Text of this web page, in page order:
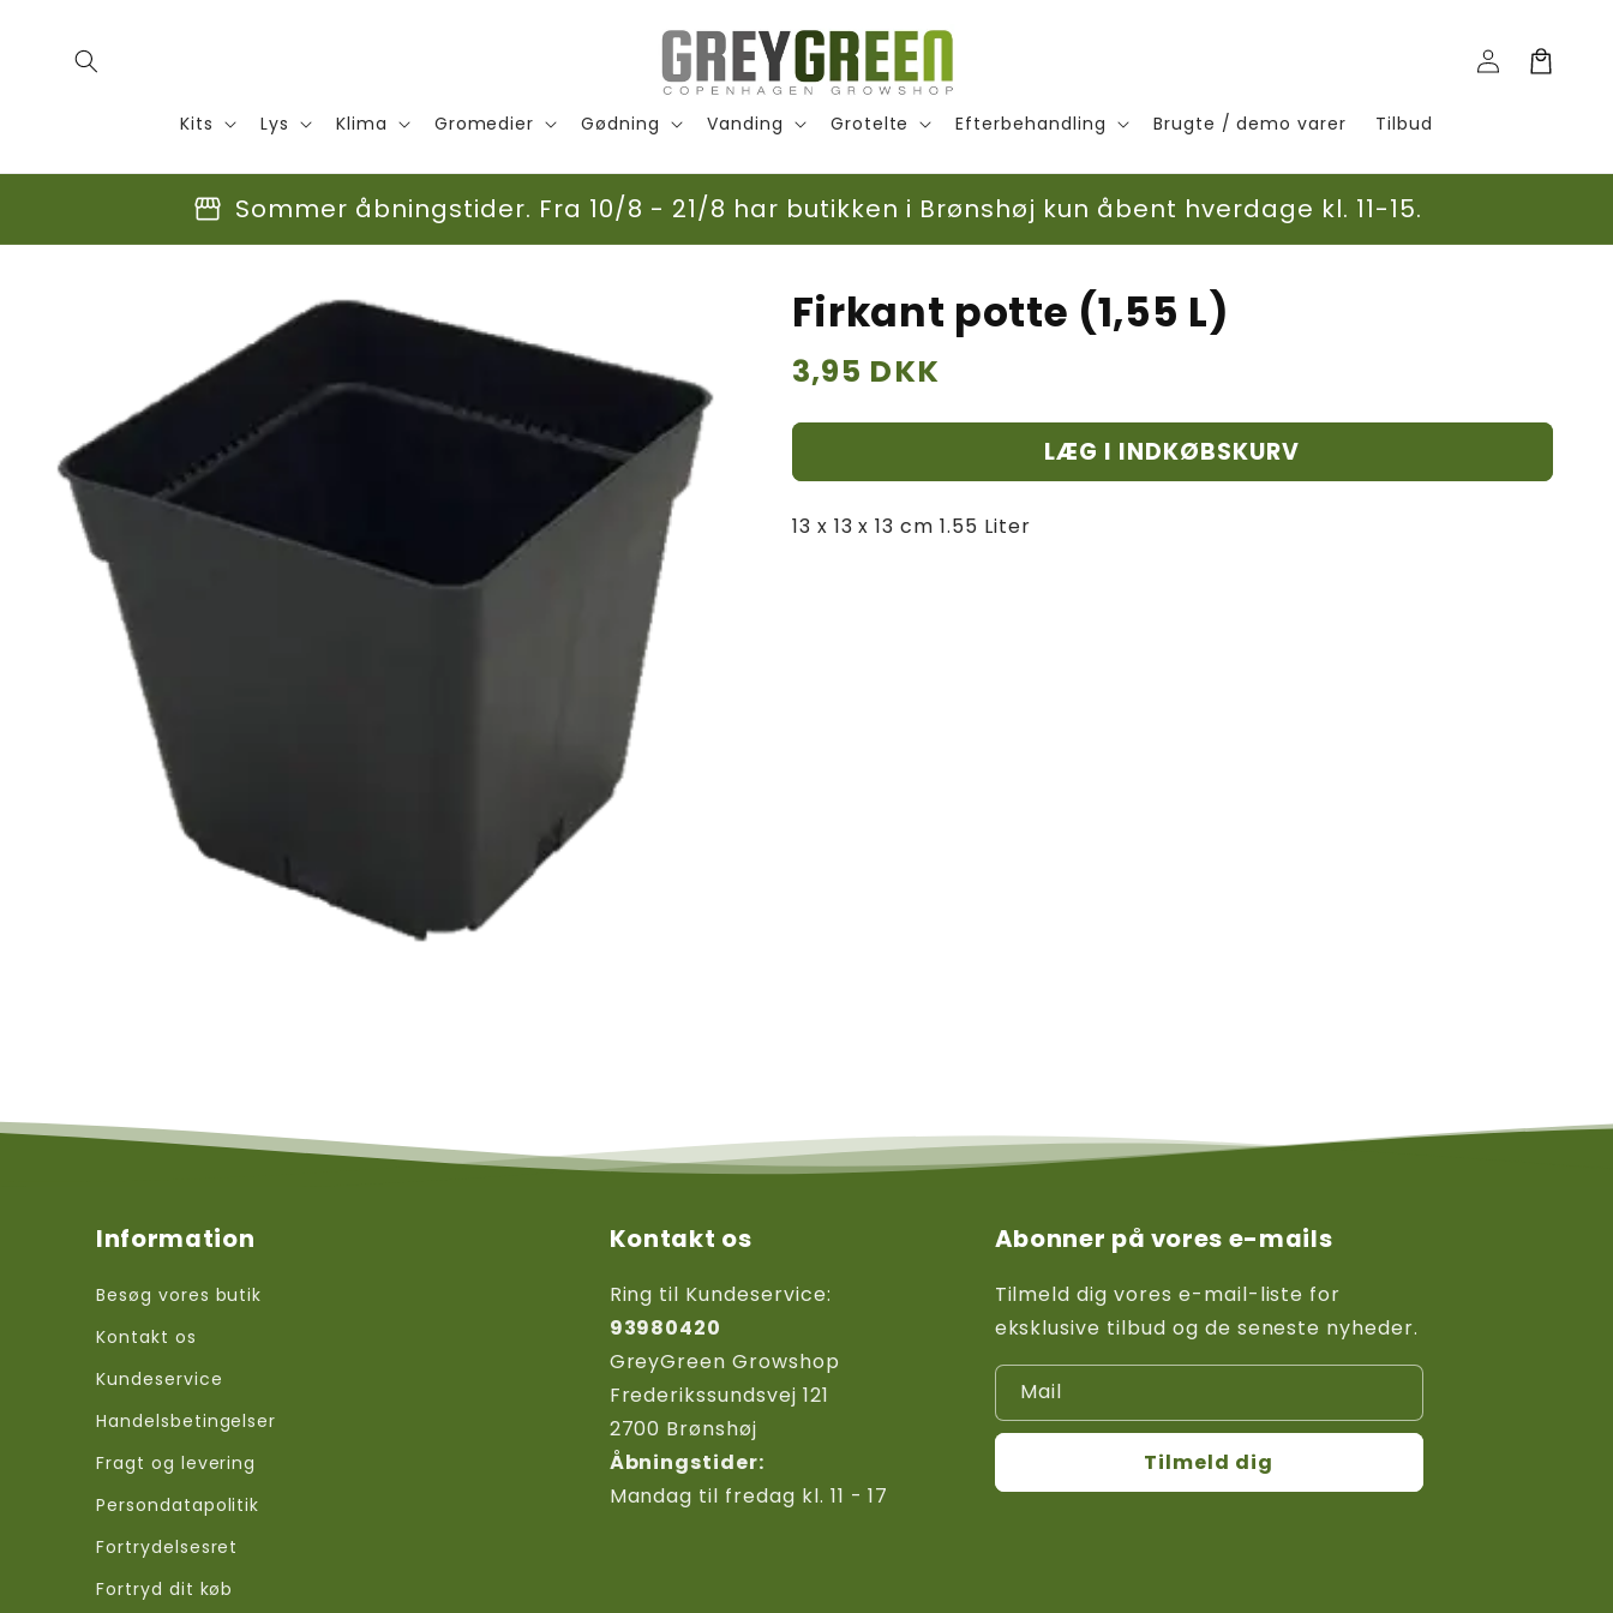
Kits Lys Klima Gromedier Gødning Vanding Grotelte Efterbehandling Brugte / demo varer Tilbud
Log
ind
Indkøbskurv
storefront Sommer åbningstider. Fra 10/8 - 21/8 har butikken i Brønshøj kun åbent hverdage kl. 11-15.
Firkant potte (1,55 L)
Normalpris
3,95 DKK
LÆG I INDKØBSKURV
13 x 13 x 13 cm 1.55 Liter
Information
Besøg vores butik
Kontakt os
Kundeservice
Handelsbetingelser
Fragt og levering
Persondatapolitik
Fortrydelsesret
Fortryd dit køb
Kontakt os
Ring til Kundeservice:
93980420
GreyGreen Growshop
Frederikssundsvej 121
2700 Brønshøj
Åbningstider:
Mandag til fredag kl. 11 - 17
Abonner på vores e-mails
Tilmeld dig vores e-mail-liste for
eksklusive tilbud og de seneste nyheder.
Mail
Tilmeld dig